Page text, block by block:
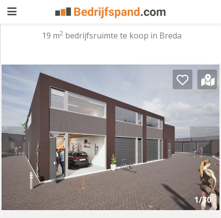
aanbieden
Pand
zoeken
Waarom
adverteren
Premium
adverteren
Blog
Registreren
Login
19 m2bedrijfsruimte te koop in Breda
1/30